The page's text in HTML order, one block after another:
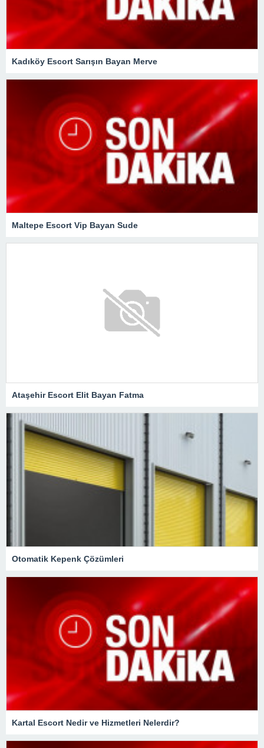
Kadıköy Escort Sarışın Bayan Merve
Maltepe Escort Vip Bayan Sude
Ataşehir Escort Elit Bayan Fatma
Otomatik Kepenk Çözümleri
Kartal Escort Nedir ve Hizmetleri Nelerdir?